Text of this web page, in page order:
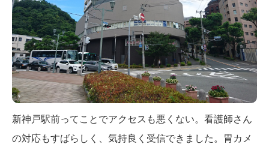
新神戸駅前ってことでアクセスも悪くない。看護師さん
の対応もすばらしく、気持良く受信できました。胃カメ